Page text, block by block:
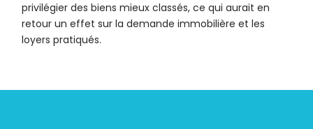
privilégier des biens mieux classés, ce qui aurait en
retour un effet sur la demande immobilière et les
loyers pratiqués.